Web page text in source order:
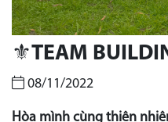
⚜️TEAM
08/11/2022
Hòa mình cùng thiên